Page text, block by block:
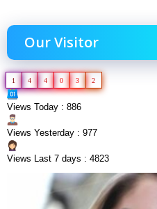
Our Visitor
1 4 4 0 3 2
Views Today : 886
Views Yesterday : 977
Views Last 7 days : 4823